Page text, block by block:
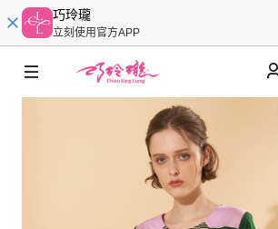
巧玲瓏
立刻使用官方APP